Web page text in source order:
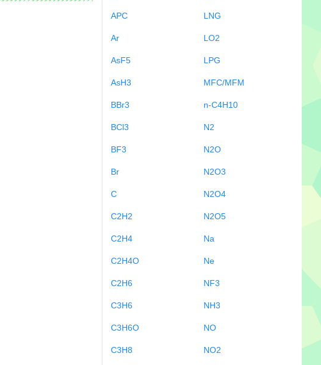
APC
Ar
AsF5
AsH3
BBr3
BCl3
BF3
Br
C
C2H2
C2H4
C2H4O
C2H6
C3H6
C3H6O
C3H8
LNG
LO2
LPG
MFC/MFM
n-C4H10
N2
N2O
N2O3
N2O4
N2O5
Na
Ne
NF3
NH3
NO
NO2